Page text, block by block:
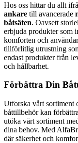
Hos oss hittar du allt
ankare till avancerade
båtsäten. Oavsett
erbjuda produkter som
komforten och
tillförlitlig utrustning
endast produkter från
och hållbarhet.
Förbättra Din
Utforska vårt sortiment
båttillbehör kan
utöka vårt sortiment
dina behov. Med
där säkerhet och